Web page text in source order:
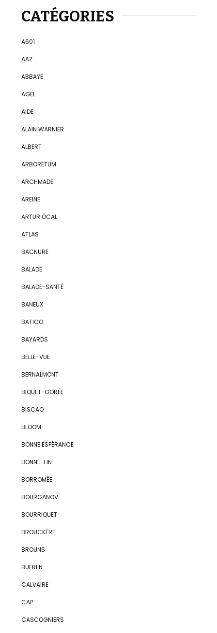
CATÉGORIES
A601
AAZ
ABBAYE
AGEL
AIDE
ALAIN WARNIER
ALBERT
ARBORETUM
ARCHMADE
AREINE
ARTUR ÖCAL
ATLAS
BACNURE
BALADE
BALADE-SANTÉ
BANEUX
BATICO
BAYARDS
BELLE-VUE
BERNALMONT
BIQUET-GORÉE
BISCAO
BLOOM
BONNE ESPÉRANCE
BONNE-FIN
BORROMÉE
BOURGANOV
BOURRIQUET
BROUCKÈRE
BROUNS
BUEREN
CALVAIRE
CAP
CASCOGNIERS